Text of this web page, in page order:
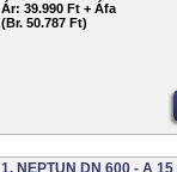
Ár: 39.990 Ft + Áfa
(Br. 50.787 Ft)
1. NEPTUN DN 600 - A